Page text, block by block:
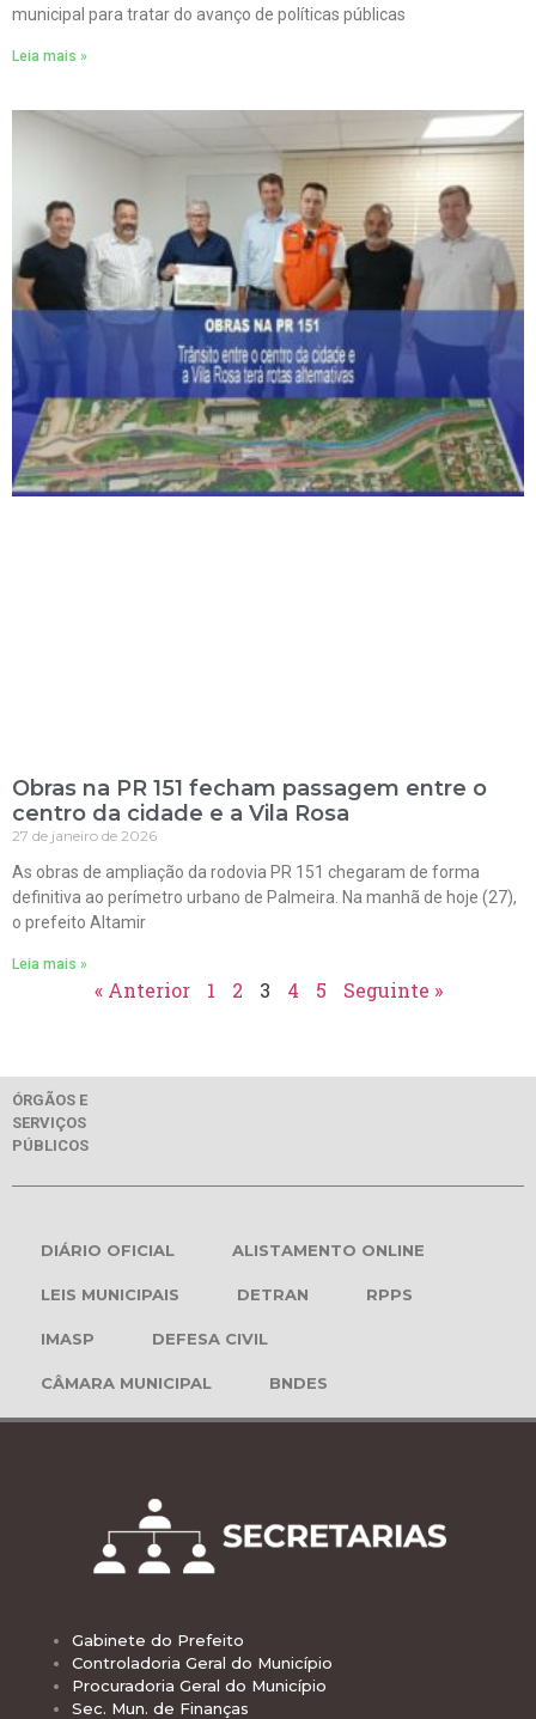
municipal para tratar do avanço de políticas públicas
Leia mais »
Obras na PR 151 fecham passagem entre o
centro da cidade e a Vila Rosa
27 de janeiro de 2026
As obras de ampliação da rodovia PR 151 chegaram de forma
definitiva ao perímetro urbano de Palmeira. Na manhã de hoje (27),
o prefeito Altamir
Leia mais »
« Anterior 1 2 3 4 5 Seguinte »
ÓRGÃOS E
SERVIÇOS
PÚBLICOS
DIÁRIO OFICIAL ALISTAMENTO ONLINE
LEIS MUNICIPAIS DETRAN RPPS
IMASP DEFESA CIVIL
CÂMARA MUNICIPAL BNDES
Gabinete do Prefeito
Controladoria Geral do Município
Procuradoria Geral do Município
Sec. Mun. de Finanças